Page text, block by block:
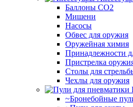
Баллоны СО2
Мишени
Насосы
Обвес для оружия
Оружейная химия
Принадлежности
Пристрелка
Столы для
Чехлы для оружия
~Бронебойные